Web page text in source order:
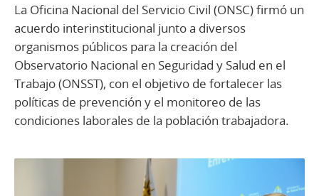
La Oficina Nacional del Servicio Civil (ONSC) firmó un
acuerdo interinstitucional junto a diversos
organismos públicos para la creación del
Observatorio Nacional en Seguridad y Salud en el
Trabajo (ONSST), con el objetivo de fortalecer las
políticas de prevención y el monitoreo de las
condiciones laborales de la población trabajadora.